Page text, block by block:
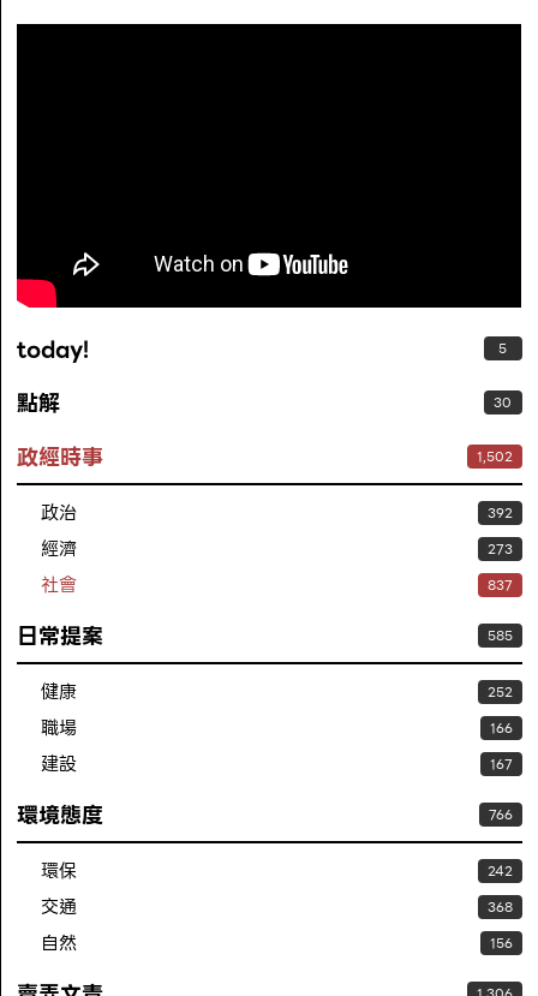
today! 5
點解 30
政經時事 1,502
政治 392
經濟 273
社會 837
日常提案 585
健康 252
職場 166
建設 167
環境態度 766
環保 242
交通 368
自然 156